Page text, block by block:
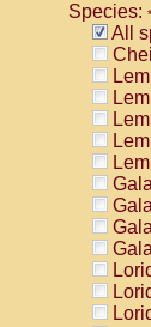
Species:
All